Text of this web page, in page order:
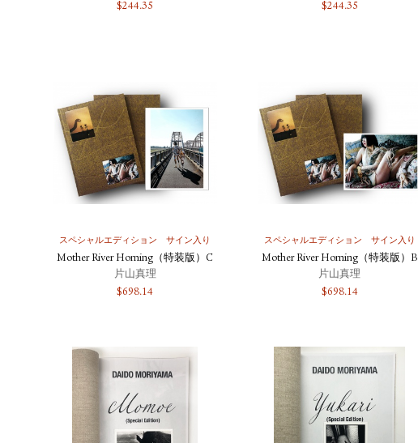
$244.35
$244.35
スペシャルエディション サイン入り
Mother River Homing（特装版）C
片山真理
$698.14
スペシャルエディション サイン入り
Mother River Homing（特装版）B
片山真理
$698.14